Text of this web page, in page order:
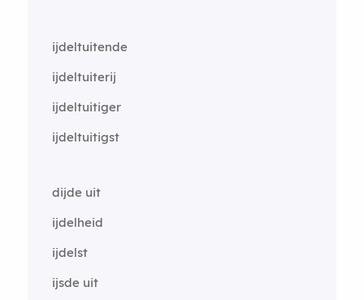
ijdeltuitende
ijdeltuiterij
ijdeltuitiger
ijdeltuitigst
dijde uit
ijdelheid
ijdelst
ijsde uit